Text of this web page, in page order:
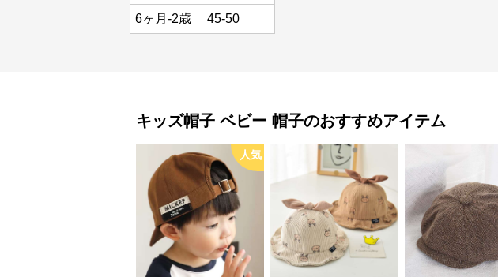
6ヶ月-2歳 45-50
キッズ帽子 ベビー 帽子のおすすめアイテム
人気